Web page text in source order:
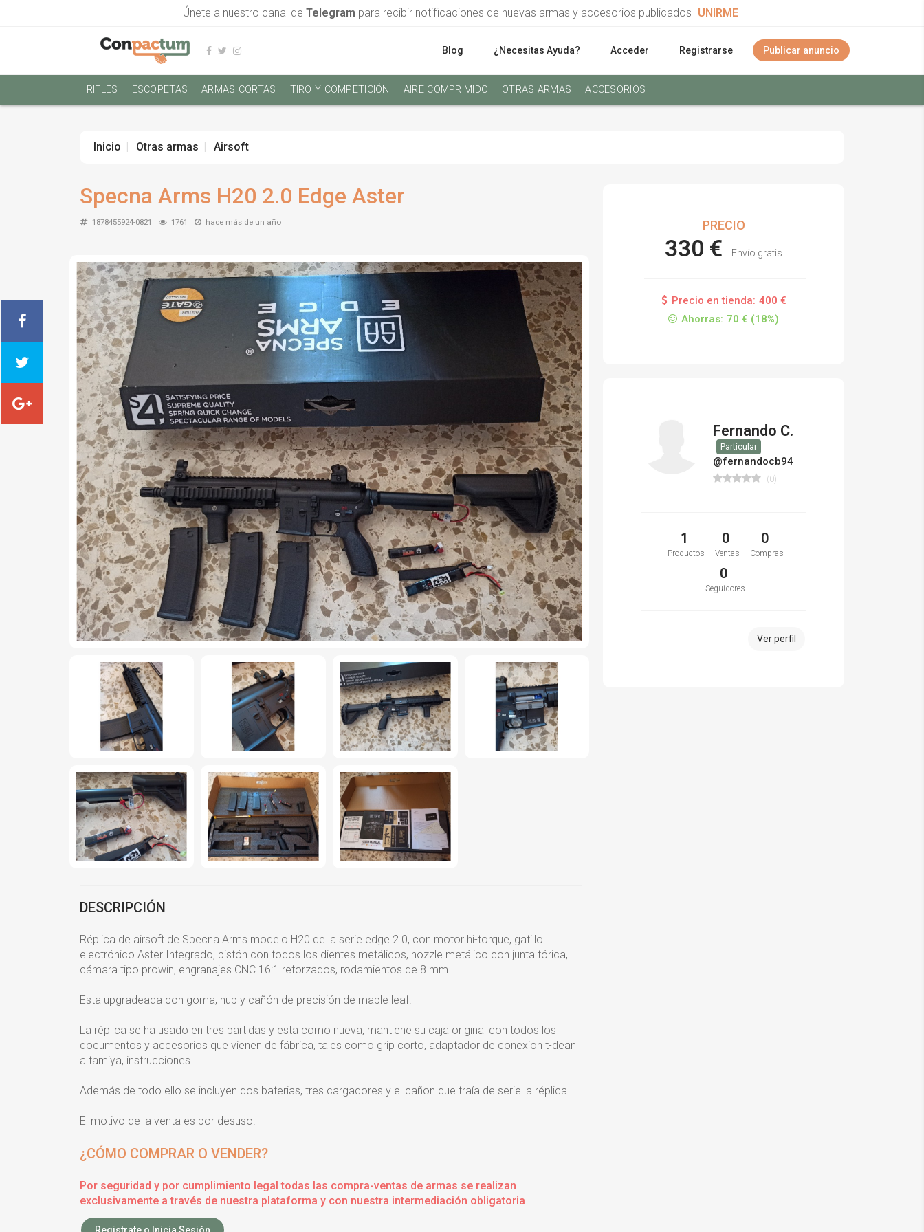
Únete a nuestro canal de Telegram para recibir notificaciones de nuevas armas y accesorios publicados UNIRME
Blog ¿Necesitas Ayuda? Acceder Registrarse Publicar anuncio
RIFLES ESCOPETAS ARMAS CORTAS TIRO Y COMPETICIÓN AIRE COMPRIMIDO OTRAS ARMAS ACCESORIOS
Inicio Otras armas Airsoft
Specna Arms H20 2.0 Edge Aster
1878455924-0821 1761 hace más de un año
DESCRIPCIÓN
Réplica de airsoft de Specna Arms modelo H20 de la serie edge 2.0, con motor hi-torque, gatillo
electrónico Aster Integrado, pistón con todos los dientes metálicos, nozzle metálico con junta tórica,
cámara tipo prowin, engranajes CNC 16:1 reforzados, rodamientos de 8 mm.
Esta upgradeada con goma, nub y cañón de precisión de maple leaf.
La réplica se ha usado en tres partidas y esta como nueva, mantiene su caja original con todos los
documentos y accesorios que vienen de fábrica, tales como grip corto, adaptador de conexion t-dean
a tamiya, instrucciones...
Además de todo ello se incluyen dos baterias, tres cargadores y el cañon que traía de serie la réplica.
El motivo de la venta es por desuso.
¿CÓMO COMPRAR O VENDER?
Por seguridad y por cumplimiento legal todas las compra-ventas de armas se realizan
exclusivamente a través de nuestra plataforma y con nuestra intermediación obligatoria
PRECIO
330 € Envío gratis
Precio en tienda: 400 €
Ahorras: 70 € (18%)
Fernando C.
Particular
@fernandocb94
(0)
1
Productos
0
Ventas
0
Compras
0
Seguidores
Ver perfil